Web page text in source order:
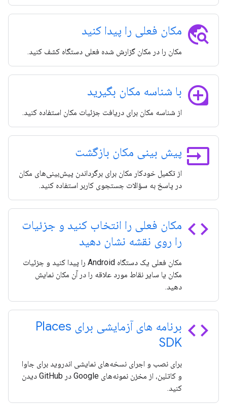
travel_explore مکان فعلی را پیدا کنید
مکان را در مکان گزارش شده فعلی دستگاه کشف کنید.
loupe با شناسه مکان بگیرید
از شناسه مکان برای دریافت جزئیات مکان استفاده کنید.
input پیش بینی مکان بازگشت
از تکمیل خودکار مکان برای برگرداندن پیش‌بینی‌های مکان
در پاسخ به سؤالات جستجوی کاربر استفاده کنید.
code مکان فعلی را انتخاب کنید و جزئیات
را روی نقشه نشان دهید
مکان فعلی یک دستگاه Android را پیدا کنید و جزئیات
مکان یا سایر نقاط مورد علاقه را در آن مکان نمایش
دهید.
code
برنامه های آزمایشی برای Places
SDK
برای نصب و اجرای نسخه‌های نمایشی اندروید برای جاوا
و کاتلین، از مخزن نمونه‌های Google در GitHub دیدن
کنید.